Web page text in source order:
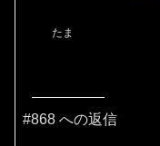
たま
#868 への返信